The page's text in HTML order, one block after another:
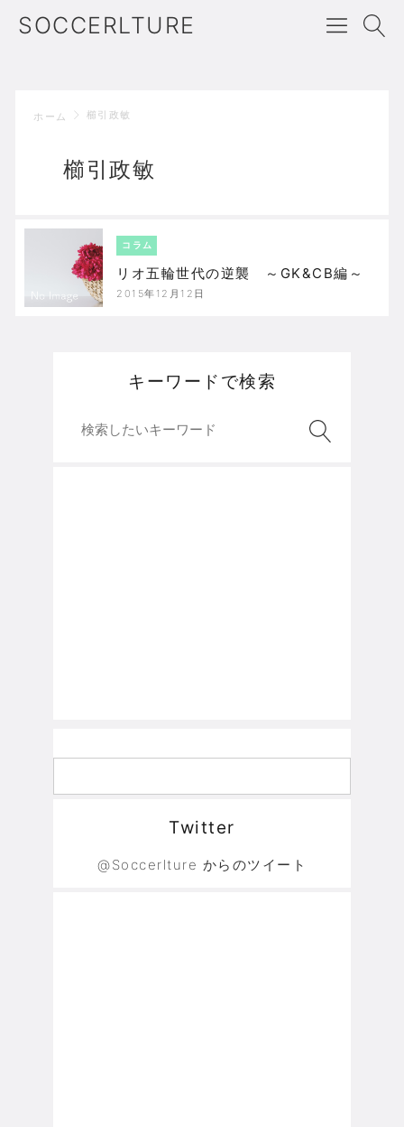
SOCCERLTURE
ホーム 櫛引政敏
櫛引政敏
コラム
リオ五輪世代の逆襲 ～GK&CB編～
2015年12月12日
キーワードで検索
Twitter
@Soccerlture からのツイート